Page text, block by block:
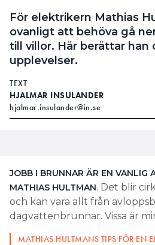
För elektrikern Mathias
ovanligt att behöva gå
till villor. Här berättar han
upplevelser.
TEXT
HJALMAR INSULANDER
hjalmar.insulander@in.se
JOBB I BRUNNAR ÄR EN VANLIG
MATHIAS HULTMAN. Det blir
och kan vara allt från
dagvattenbrunnar. Vissa är
MATHIAS HULTMANS TIPS FÖR EN